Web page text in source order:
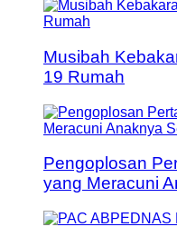
Musibah
19 Rumah
Pengoplosan
yang Meracuni